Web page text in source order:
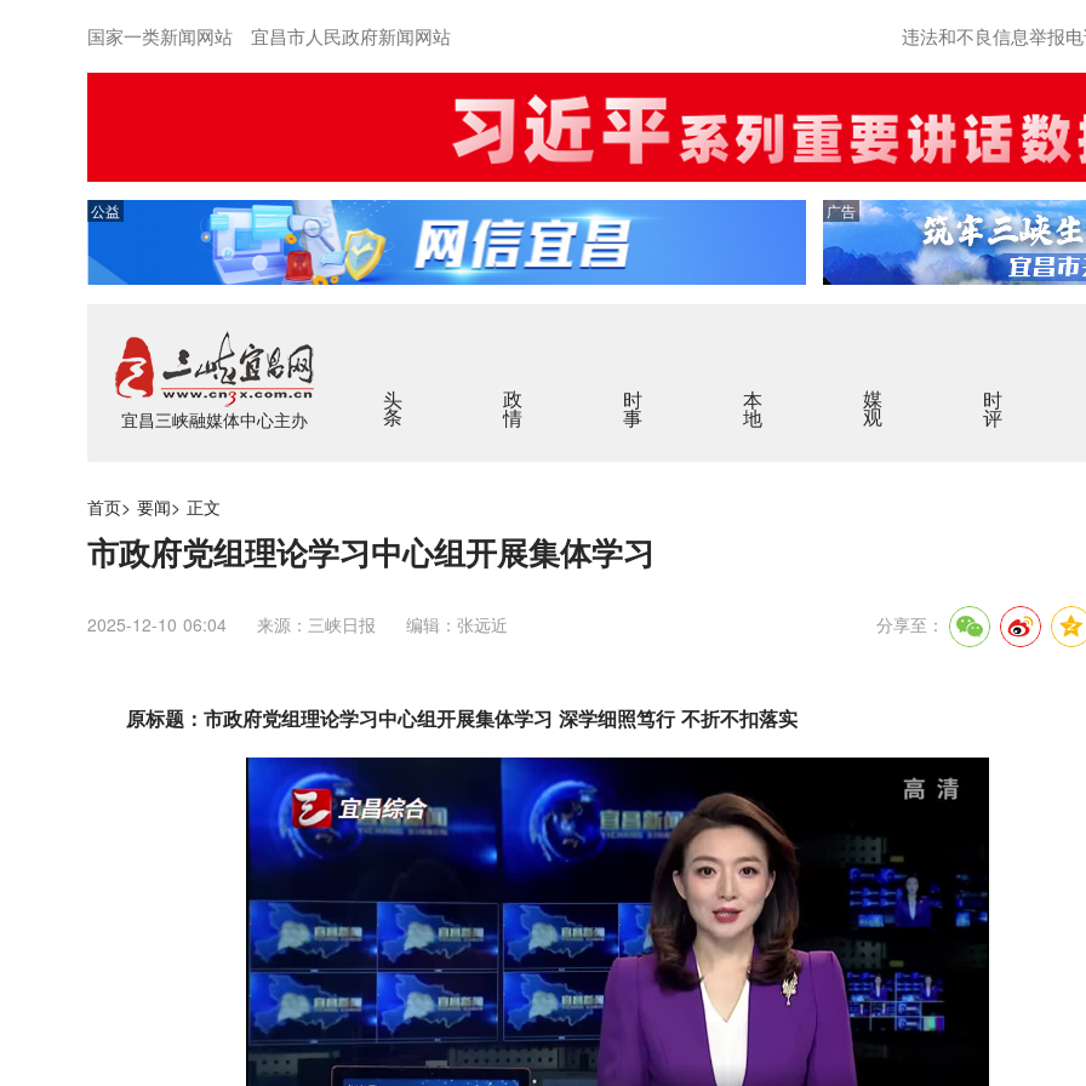
国家一类新闻网站 宜昌市人民政府新闻网站 违法和不良信息举报
公益 广告
宜昌三峡融媒体中心主办
头条 政情 时事 本地 媒观 时评
首页> 要闻> 正文
市政府党组理论学习中心组开展集体学习
2025-12-10 06:04 来源：三峡日报 编辑：张远近 分享至：
原标题：市政府党组理论学习中心组开展集体学习 深学细照笃行 不折不扣落实